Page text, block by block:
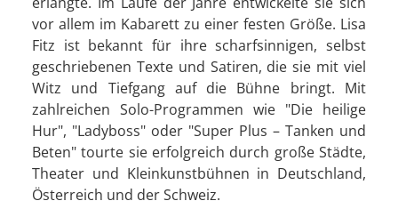
vor allem im Kabarett zu einer festen Größe. Lisa
Fitz ist bekannt für ihre scharfsinnigen, selbst
geschriebenen Texte und Satiren, die sie mit viel
Witz und Tiefgang auf die Bühne bringt. Mit
zahlreichen Solo-Programmen wie "Die heilige
Hur", "Ladyboss" oder "Super Plus – Tanken und
Beten" tourte sie erfolgreich durch große Städte,
Theater und Kleinkunstbühnen in Deutschland,
Österreich und der Schweiz.